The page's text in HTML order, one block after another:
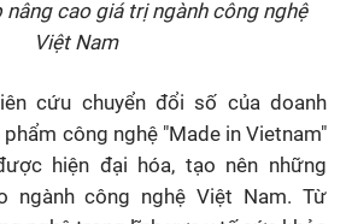
nâng cao giá trị ngành công nghệ
Việt Nam
cứu chuyển đổi số của doanh
phẩm công nghệ "Made in Vietnam"
hiện đại hóa, tạo nên những
ngành công nghệ Việt Nam. Từ